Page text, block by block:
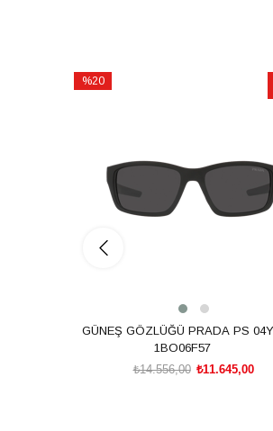
%20
GÜNEŞ GÖZLÜĞÜ PRADA PS
1BO06F57
₺11.645,00
₺14.556,00